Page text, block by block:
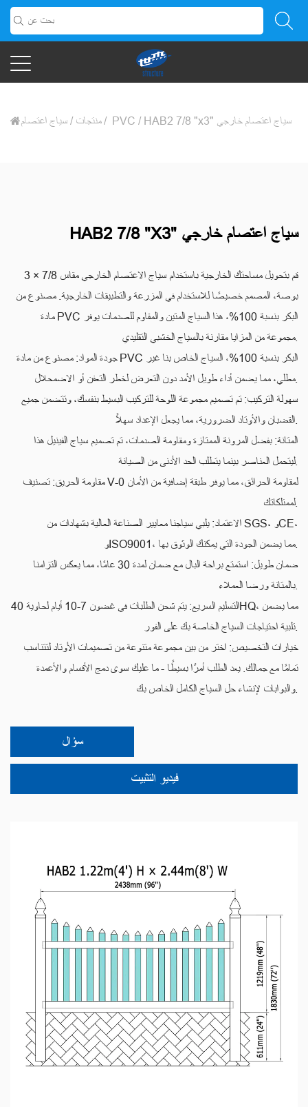
/منتجات / سياج اعتصام PVC / HAB2 7/8 "x3" سياج اعتصام خارجي
HAB2 7/8 "x3" سياج اعتصام خارجي
قم بتحويل مساحتك الخارجية باستخدام سياج الاعتصام الخارجي مقاس 7/8 × 3
بوصة، المصمم خصيصًا للاستخدام في المزرعة والتطبيقات الخارجية. مصنوع من
مادة PVC البكر بنسبة 100%، هذا السياج المتين والمقاوم للصدمات يوفر
مجموعة من المزايا مقارنة بالسياج الخشبي التقليدي.
جودة المواد: مصنوع من مادة PVC البكر بنسبة 100%، السياج الخاص بنا غير
مطلي، مما يضمن أداء طويل الأمد دون التعرض لخطر التعفن أو الاضمحلال.
سهولة التركيب: تم ​​تصميم مجموعة اللوحة للتركيب البسيط بنفسك، وتتضمن جميع
المتانة: بفضل المرونة الممتازة ومقاومة الصدمات، تم تصميم سياج الفينيل هذا
ليتحمل العناصر بينما يتطلب الحد الأدنى من الصيانة.
مقاومة الحريق: تصنيف V-0 لمقاومة الحرائق، مما يوفر طبقة إضافية من الأمان
لممتلكاتك.
الاعتماد: يلبي سياجنا معايير الصناعة العالية بشهادات من SGS، وCE،
وISO9001، مما يضمن الجودة التي يمكنك الوثوق بها.
ضمان طويل: استمتع براحة البال مع ضمان لمدة 30 عامًا، مما يعكس التزامنا
بالمتانة ورضا العملاء.
التسليم السريع: يتم شحن الطلبات في غضون 7-10 أيام لحاوية 40HQ، مما يضمن
تلبية احتياجات السياج الخاصة بك على الفور.
خيارات التخصيص: اختر من بين مجموعة متنوعة من تصميمات الأوتاد لتتناسب
تمامًا مع جمالك. يعد الطلب أمرًا بسيطًا - ما عليك سوى دمج الأقسام والأعمدة
والبوابات لإنشاء حل السياج الكامل الخاص بك.
سؤال
فيديو التثبيت